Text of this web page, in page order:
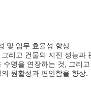
및 업무 효율성 향상.
리고 건물의 지진 성능과
명을 연장하는 것, 그리
원활성과 편안함을 향상.